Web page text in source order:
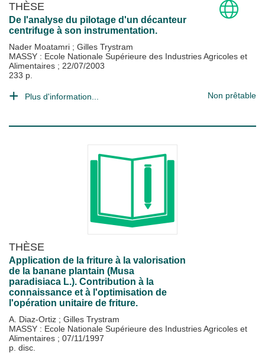
THÈSE
De l'analyse du pilotage d'un décanteur
centrifuge à son instrumentation.
Nader Moatamri ; Gilles Trystram
MASSY : Ecole Nationale Supérieure des Industries Agricoles et
Alimentaires ; 22/07/2003
233 p.
Plus d'information... Non prêtable
THÈSE
Application de la friture à la valorisation
de la banane plantain (Musa
paradisiaca L.). Contribution à la
connaissance et à l'optimisation de
l'opération unitaire de friture.
A. Diaz-Ortiz ; Gilles Trystram
MASSY : Ecole Nationale Supérieure des Industries Agricoles et
Alimentaires ; 07/11/1997
p. disc.